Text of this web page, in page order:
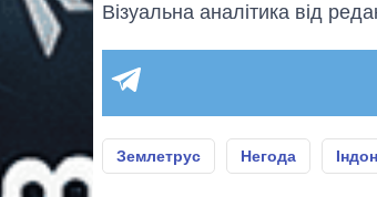
Візуальна аналітика від
Землетрус Негода